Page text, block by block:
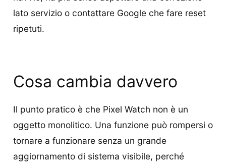
lato servizio o contattare Google che fare reset
ripetuti.
Cosa cambia davvero
Il punto pratico è che Pixel Watch non è un
oggetto monolitico. Una funzione può rompersi o
tornare a funzionare senza un grande
aggiornamento di sistema visibile, perché